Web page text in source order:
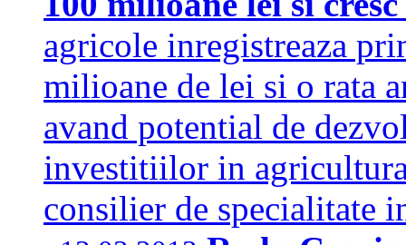
agricole inregistreaza
milioane de lei si o rata
avand potential de
investitiilor in
consilier de